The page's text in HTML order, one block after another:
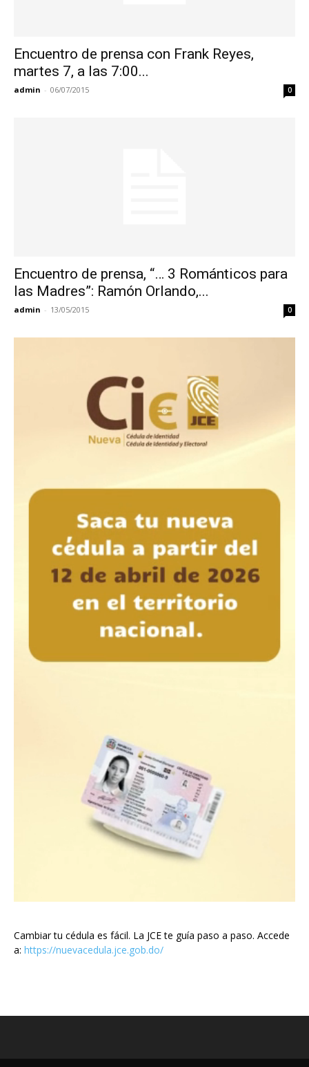
Encuentro de prensa con Frank Reyes,
martes 7, a las 7:00...
admin - 06/07/2015 0
Encuentro de prensa, “… 3 Románticos para
las Madres”: Ramón Orlando,...
admin - 13/05/2015 0
Cambiar tu cédula es fácil. La JCE te guía paso a paso. Accede
a: https://nuevacedula.jce.gob.do/